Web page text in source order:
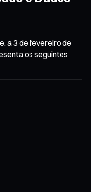
a 3 de fevereiro de
os seguintes